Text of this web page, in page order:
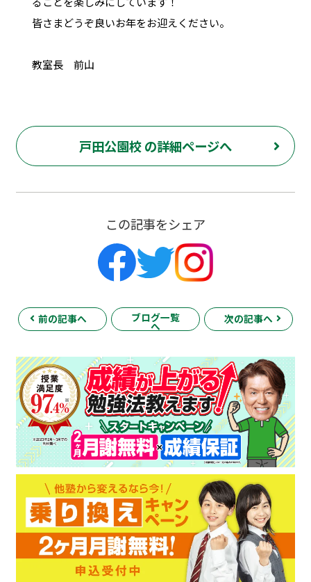
皆さまどうぞ良いお年をお迎えください。
教室長 前山
戸田公園校 の詳細ページへ
この記事をシェア
前の記事へ ブログ一覧
へ
次の記事へ